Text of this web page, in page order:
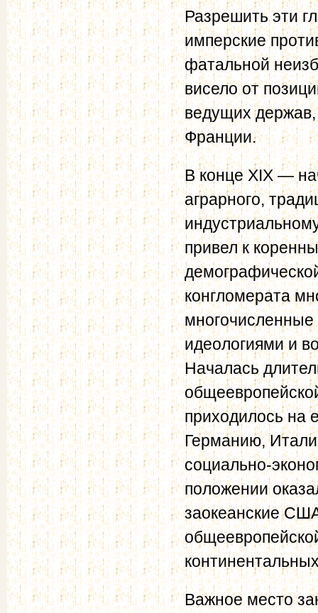
Разрешить эти
имперские
фатальной
висело от
ведущих держав,
Франции.
В конце XIX —
аграрного,
привел к
конгломерата
идеологиями и
Началась
приходилось на
Германию,
социально-
положении
заокеанские
Важное место